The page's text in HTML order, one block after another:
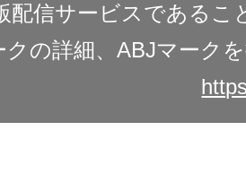
配信サービスであるこ
クの詳細、ABJマーク